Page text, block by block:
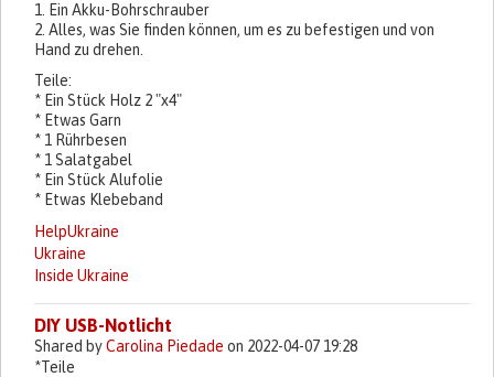
1. Ein Akku-Bohrschrauber
2. Alles, was Sie finden können, um es zu befestigen und von
Hand zu drehen.
Teile:
* Ein Stück Holz 2 "x4"
* Etwas Garn
* 1 Rührbesen
* 1 Salatgabel
* Ein Stück Alufolie
* Etwas Klebeband
HelpUkraine
Ukraine
Inside Ukraine
DIY USB-Notlicht
Shared byCarolina Piedade on 2022-04-07 19:28
*Teile